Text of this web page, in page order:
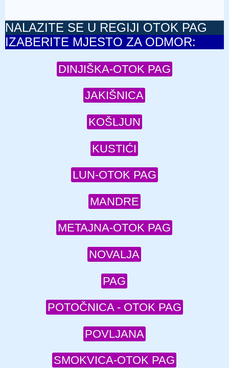
NALAZITE SE U REGIJI OTOK PAG
IZABERITE MJESTO ZA ODMOR:
DINJIŠKA-OTOK PAG
JAKIŠNICA
KOŠLJUN
KUSTIĆI
LUN-OTOK PAG
MANDRE
METAJNA-OTOK PAG
NOVALJA
PAG
POTOČNICA - OTOK PAG
POVLJANA
SMOKVICA-OTOK PAG